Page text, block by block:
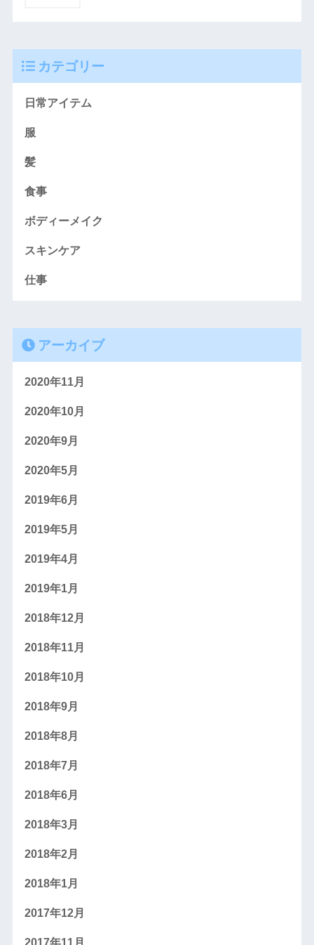
カテゴリー
日常アイテム
服
髪
食事
ボディーメイク
スキンケア
仕事
アーカイブ
2020年11月
2020年10月
2020年9月
2020年5月
2019年6月
2019年5月
2019年4月
2019年1月
2018年12月
2018年11月
2018年10月
2018年9月
2018年8月
2018年7月
2018年6月
2018年3月
2018年2月
2018年1月
2017年12月